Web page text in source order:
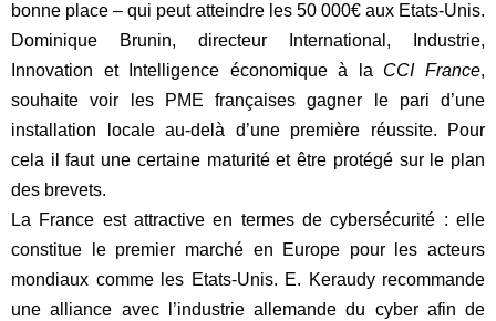
bonne place – qui peut atteindre les 50 000€ aux Etats-Unis.
Dominique Brunin, directeur International, Industrie,
Innovation et Intelligence économique à la CCI France,
souhaite voir les PME françaises gagner le pari d’une
installation locale au-delà d’une première réussite. Pour
cela il faut une certaine maturité et être protégé sur le plan
des brevets.
La France est attractive en termes de cybersécurité : elle
constitue le premier marché en Europe pour les acteurs
mondiaux comme les Etats-Unis. E. Keraudy recommande
une alliance avec l’industrie allemande du cyber afin de